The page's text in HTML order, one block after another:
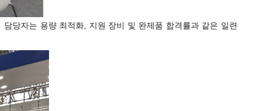
당자는 용량 최적화, 지원 장비 및 완제품 합격률과 같은 일련